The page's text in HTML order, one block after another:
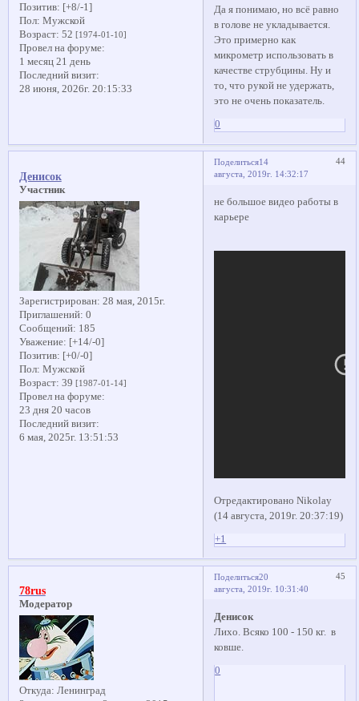
Позитив: [+8/-1]
Пол: Мужской
Возраст: 52 [1974-01-10]
Провел на форуме:
1 месяц 21 день
Последний визит:
28 июня, 2026г. 20:15:33
Да я понимаю, но всё равно
в голове не укладывается.
Это примерно как
микрометр использовать в
качестве струбцины. Ну и
то, что рукой не удержать,
это не очень показатель.
0
Поделиться 44
14
августа, 2019г. 14:32:17
Денисок
Участник
Зарегистрирован: 28 мая, 2015г.
Приглашений: 0
Сообщений: 185
Уважение: [+14/-0]
Позитив: [+0/-0]
Пол: Мужской
Возраст: 39 [1987-01-14]
Провел на форуме:
23 дня 20 часов
Последний визит:
6 мая, 2025г. 13:51:53
не большое видео работы в
карьере
Отредактировано Nikolay
(14 августа, 2019г. 20:37:19)
+1
Поделиться 45
20
августа, 2019г. 10:31:40
78rus
Модератор
Откуда: Ленинград
Денисок
Лихо. Всяко 100 - 150 кг. в
ковше.
0